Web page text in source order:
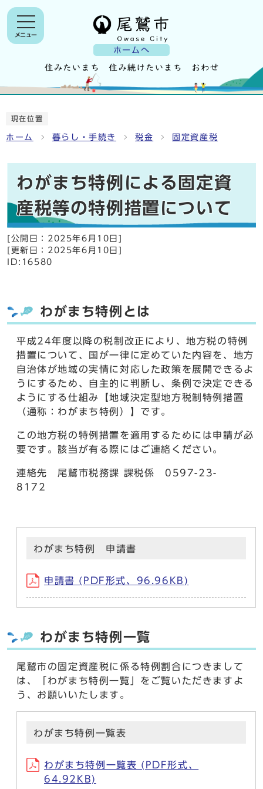
ホームへ
メニュー
現在位置
ホーム 暮らし・手続き 税金 固定資産税
わがまち特例による固定資
産税等の特例措置について
[公開日： 2025年6月10日
[更新日： 2025年6月10日
ID:16580
わがまち特例とは
平成24年度以降の税制改正により、地方税の特例
措置について、国が一律に定めていた内容を、地方
自治体が地域の実情に対応した政策を展開できるよ
うにするため、自主的に判断し、条例で決定できる
ようにする仕組み【地域決定型地方税制特例措置
（通称：わがまち特例）】です。
この地方税の特例措置を適用するためには申請が必
要です。該当が有る際にはご連絡ください。
連絡先 尾鷲市税務課 課税係 0597-23-
8172
わがまち特例 申請書
申請書 (PDF形式、96.96KB)
わがまち特例一覧
尾鷲市の固定資産税に係る特例割合につきまして
は、「わがまち特例一覧」をご覧いただきますよ
う、お願いいたします。
わがまち特例一覧表
わがまち特例一覧表 (PDF形式、
64.92KB)